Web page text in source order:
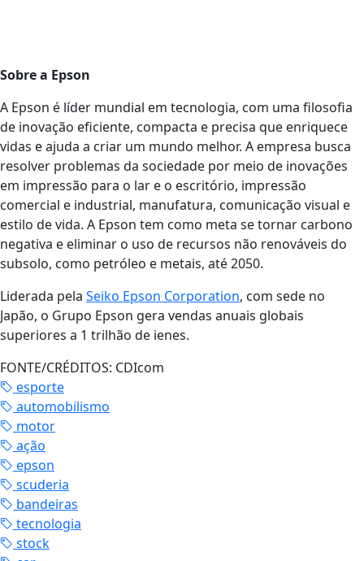
Sobre a Epson
A Epson é líder mundial em tecnologia, com uma filosofia
de inovação eficiente, compacta e precisa que enriquece
vidas e ajuda a criar um mundo melhor. A empresa busca
resolver problemas da sociedade por meio de inovações
em impressão para o lar e o escritório, impressão
comercial e industrial, manufatura, comunicação visual e
estilo de vida. A Epson tem como meta se tornar carbono
negativa e eliminar o uso de recursos não renováveis do
subsolo, como petróleo e metais, até 2050.
Liderada pela Seiko Epson Corporation, com sede no
Japão, o Grupo Epson gera vendas anuais globais
superiores a 1 trilhão de ienes.
FONTE/CRÉDITOS: CDIcom
esporte
automobilismo
motor
ação
epson
scuderia
bandeiras
tecnologia
stock